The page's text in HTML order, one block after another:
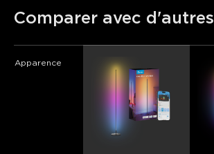
Comparer avec d'autres
Apparence